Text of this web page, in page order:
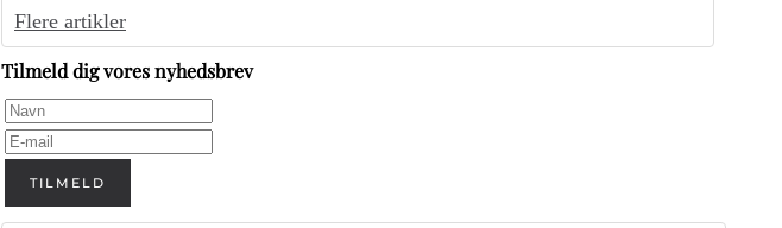
Flere artikler
Tilmeld dig vores nyhedsbrev
TILMELD